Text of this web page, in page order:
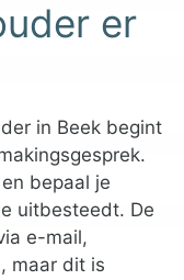
er
in Beek begint
bepaal je
uitbesteedt. De
e-mail,
maar dit is